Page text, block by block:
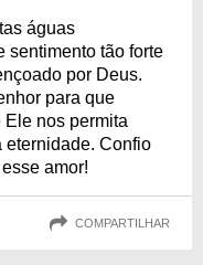
águas
sentimento tão forte
por Deus.
para que
nos permita
eternidade. Confio
amor!
COMPARTILHAR